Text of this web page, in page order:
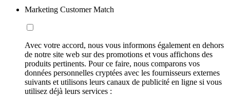
Marketing Customer Match
Avec votre accord, nous vous informons également en dehors
de notre site web sur des promotions et vous affichons des
produits pertinents. Pour ce faire, nous comparons vos
données personnelles cryptées avec les fournisseurs externes
suivants et utilisons leurs canaux de publicité en ligne si vous
utilisez déjà leurs services :